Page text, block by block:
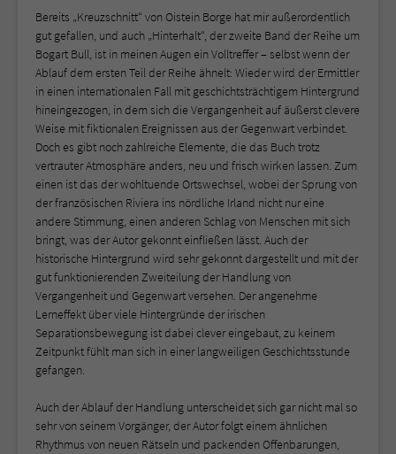
Bereits „Kreuzschnitt“ von Oistein Borge hat mir außerordentlich
gut gefallen, und auch „Hinterhalt“, der zweite Band der Reihe um
Bogart Bull, ist in meinen Augen ein Volltreffer – selbst wenn der
Ablauf dem ersten Teil der Reihe ähnelt: Wieder wird der Ermittler
in einen internationalen Fall mit geschichtsträchtigem Hintergrund
hineingezogen, in dem sich die Vergangenheit auf äußerst clevere
Weise mit fiktionalen Ereignissen aus der Gegenwart verbindet.
Doch es gibt noch zahlreiche Elemente, die das Buch trotz
vertrauter Atmosphäre anders, neu und frisch wirken lassen. Zum
einen ist das der wohltuende Ortswechsel, wobei der Sprung von
der französischen Riviera ins nördliche Irland nicht nur eine
andere Stimmung, einen anderen Schlag von Menschen mit sich
bringt, was der Autor gekonnt einfließen lässt. Auch der
historische Hintergrund wird sehr gekonnt dargestellt und mit der
gut funktionierenden Zweiteilung der Handlung von
Vergangenheit und Gegenwart versehen. Der angenehme
Lerneffekt über viele Hintergründe der irischen
Separationsbewegung ist dabei clever eingebaut, zu keinem
Zeitpunkt fühlt man sich in einer langweiligen Geschichtsstunde
gefangen.
Auch der Ablauf der Handlung unterscheidet sich gar nicht mal so
sehr von seinem Vorgänger, der Autor folgt einem ähnlichen
Rhythmus von neuen Rätseln und packenden Offenbarungen,